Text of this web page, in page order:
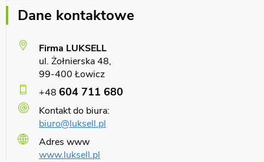
Dane kontaktowe
Firma LUKSELL
ul. Żołnierska 48,
99-400 Łowicz
+48 604 711 680
Kontakt do biura:
biuro@luksell.pl
Adres www
www.luksell.pl